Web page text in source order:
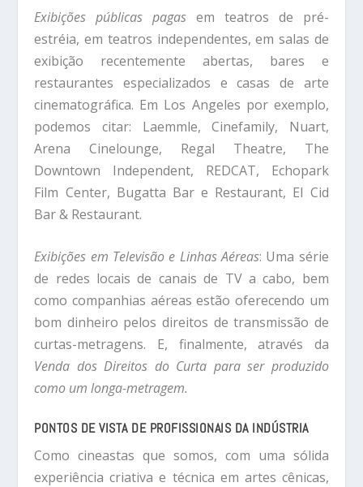
Exibições públicas pagas em teatros de pré-
estréia, em teatros independentes, em salas de
exibição recentemente abertas, bares e
restaurantes especializados e casas de arte
cinematográfica. Em Los Angeles por exemplo,
podemos citar: Laemmle, Cinefamily, Nuart,
Arena Cinelounge, Regal Theatre, The
Downtown Independent, REDCAT, Echopark
Film Center, Bugatta Bar e Restaurant, El Cid
Bar & Restaurant.
Exibições em Televisão e Linhas Aéreas: Uma série
de redes locais de canais de TV a cabo, bem
como companhias aéreas estão oferecendo um
bom dinheiro pelos direitos de transmissão de
curtas-metragens. E, finalmente, através da
Venda dos Direitos do Curta para ser produzido
como um longa-metragem.
PONTOS DE VISTA DE PROFISSIONAIS DA INDÚSTRIA
Como cineastas que somos, com uma sólida
experiência criativa e técnica em artes cênicas,